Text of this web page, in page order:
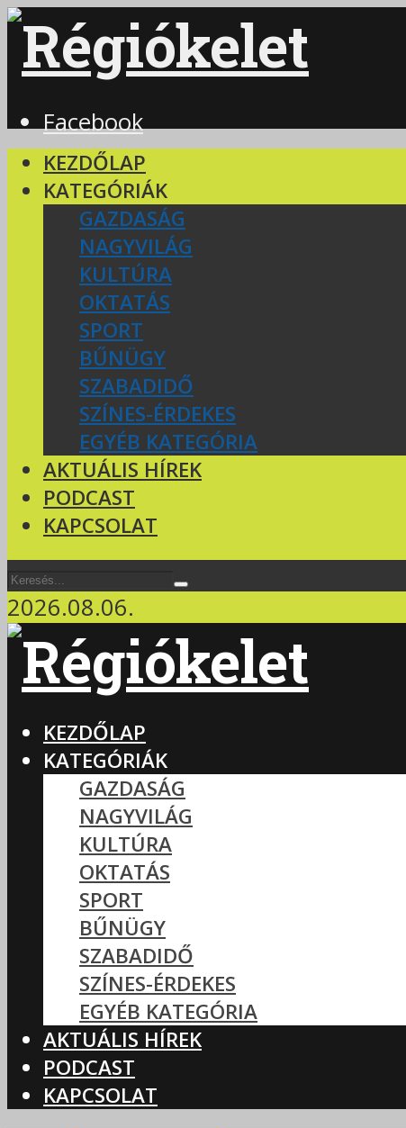
Facebook
KEZDŐLAP
KATEGÓRIÁK
GAZDASÁG
NAGYVILÁG
KULTÚRA
OKTATÁS
SPORT
BŰNÜGY
SZABADIDŐ
SZÍNES-ÉRDEKES
EGYÉB KATEGÓRIA
AKTUÁLIS HÍREK
PODCAST
KAPCSOLAT
2026.08.06.
KEZDŐLAP
KATEGÓRIÁK
GAZDASÁG
NAGYVILÁG
KULTÚRA
OKTATÁS
SPORT
BŰNÜGY
SZABADIDŐ
SZÍNES-ÉRDEKES
EGYÉB KATEGÓRIA
AKTUÁLIS HÍREK
PODCAST
KAPCSOLAT